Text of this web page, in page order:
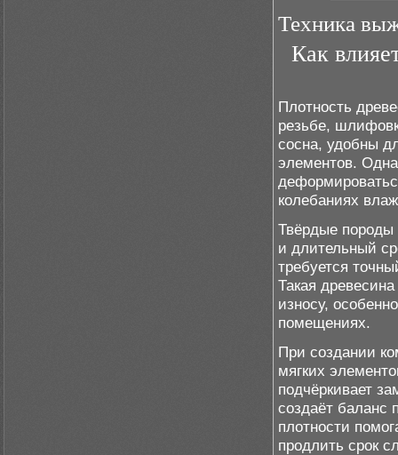
Техника
Как
Плотность
резьбе,
сосна, удобны
элементов.
колебаниях
Твёрдые породы
и длительный
требуется
Такая
износу,
помещениях.
При создании
мягких
подчёркивает
создаёт баланс
плотности
продлить срок